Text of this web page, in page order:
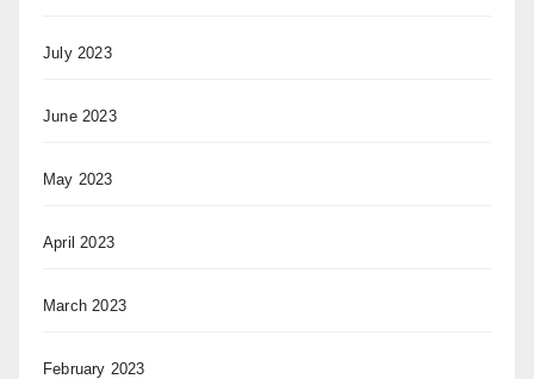
July 2023
June 2023
May 2023
April 2023
March 2023
February 2023